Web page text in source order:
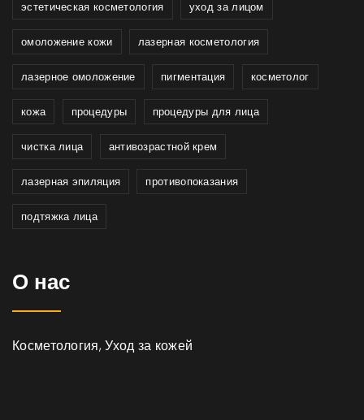
эстетическая косметология уход за лицом
омоложение кожи лазерная косметология
лазерное омоложение пигментация косметолог
кожа процедуры процедуры для лица
чистка лица антивозрастной крем
лазерная эпиляция противопоказания
подтяжка лица
О нас
Косметология, Уход за кожей